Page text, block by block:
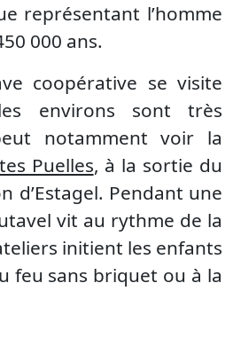
représentant l’homme
000 ans.
coopérative se visite
environs sont très
notamment voir la
Puelles, à la sortie du
d’Estagel. Pendant une
vit au rythme de la
initient les enfants
feu sans briquet ou à la